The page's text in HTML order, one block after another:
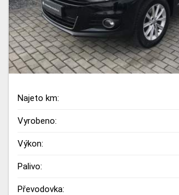
Najeto km:
Vyrobeno:
Výkon:
Palivo:
Převodovka: